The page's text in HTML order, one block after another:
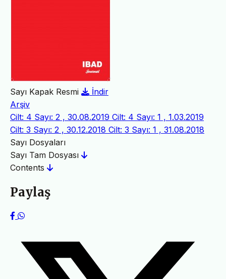
Sayı Kapak Resmi
İndir
Arşiv
Cilt: 4 Sayı: 2 , 30.08.2019 Cilt: 4 Sayı: 1 , 1.03.2019
Cilt: 3 Sayı: 2 , 30.12.2018 Cilt: 3 Sayı: 1 , 31.08.2018
Sayı Dosyaları
Sayı Tam Dosyası
Contents
Paylaş